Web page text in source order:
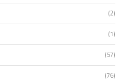
(2)
(1)
(57)
(76)